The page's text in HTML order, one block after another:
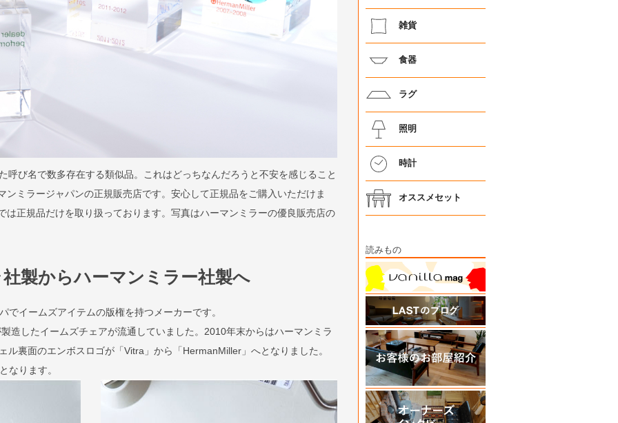
呼び名で数多存在する類似品。これはどっちなんだろうと不安を感じること
ンミラージャパンの正規販売店です。安心して正規品をご購入いただけま
は正規品だけを取り扱っております。写真はハーマンミラーの優良販売店の
製からハーマンミラー社製へ
でイームズアイテムの版権を持つメーカーです。
造したイームズチェアが流通していました。2010年末からはハーマンミラ
ル裏面のエンボスロゴが「Vitra」から「HermanMiller」へとなりました。
なります。
雑貨
食器
ラグ
照明
時計
オススメセット
読みもの